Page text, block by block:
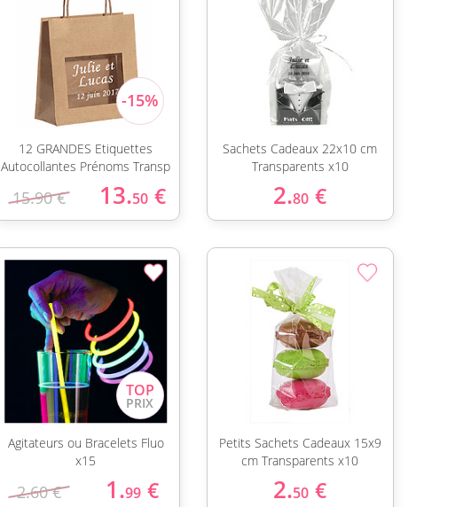
12 GRANDES Etiquettes
Autocollantes Prénoms Transp
15.90 € 13.50 €
Sachets Cadeaux 22x10 cm
Transparents x10
2.80 €
Agitateurs ou Bracelets Fluo
x15
2.60 € 1.99 €
Petits Sachets Cadeaux 15x9
cm Transparents x10
2.50 €